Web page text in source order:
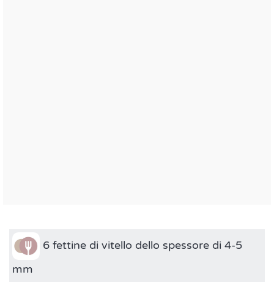
6 fettine di vitello dello spessore di 4-5
mm